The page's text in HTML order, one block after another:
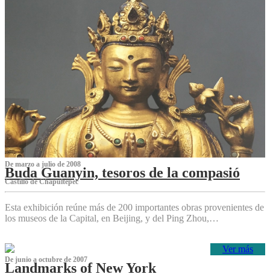
De marzo a julio de 2008
Buda Guanyin, tesoros de la compasió
Castillo de Chapultepec
Esta exhibición reúne más de 200 importantes obras provenientes de
los museos de la Capital, en Beijing, y del Ping Zhou,…
Ver más
De junio a octubre de 2007
Landmarks of New York